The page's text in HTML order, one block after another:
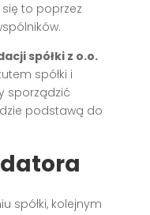
to poprzez
spółki z o.o.
spółki i
sporządzić
podstawą do
spółki, kolejnym